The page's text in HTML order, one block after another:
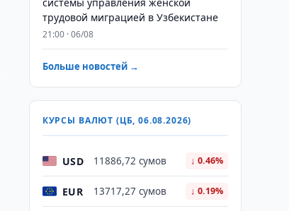
трудовой миграцией в Узбекистане
21:00 · 06/08
Больше новостей →
КУРСЫ ВАЛЮТ (ЦБ, 06.08.2026)
USD 11886,72 сумов ↓ 0.46%
EUR 13717,27 сумов ↓ 0.19%